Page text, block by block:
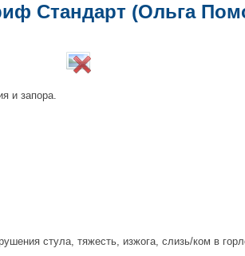
Стандарт (Ольга
и запора.
стула, тяжесть, изжога, слизь/ком в